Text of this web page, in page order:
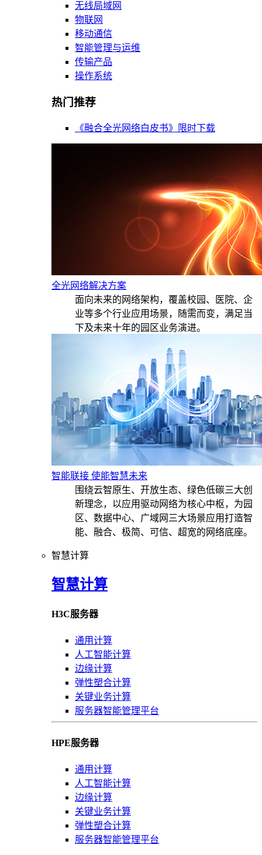
无线局域网
物联网
移动通信
智能管理与运维
传输产品
操作系统
热门推荐
《融合全光网络白皮书》限时下载
全光网络解决方案
面向未来的网络架构，覆盖校园、医院、企
业等多个行业应用场景，随需而变，满足当
下及未来十年的园区业务演进。
智能联接 使能智慧未来
围绕云智原生、开放生态、绿色低碳三大创
新理念，以应用驱动网络为核心中枢，为园
区、数据中心、广域网三大场景应用打造智
能、融合、极简、可信、超宽的网络底座。
智慧计算
智慧计算
H3C服务器
通用计算
人工智能计算
边缘计算
弹性塑合计算
关键业务计算
服务器智能管理平台
HPE服务器
通用计算
人工智能计算
边缘计算
关键业务计算
弹性塑合计算
服务器智能管理平台